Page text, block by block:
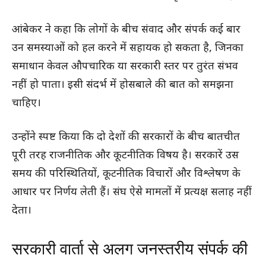
आंबेकर ने कहा कि लोगों के बीच संवाद और संपर्क कई बार
उन समस्याओं को हल करने में सहायक हो सकता है, जिनका
समाधान केवल औपचारिक या सरकारी स्तर पर तुरंत संभव
नहीं हो पाता। इसी संदर्भ में होसबाले की बात को समझना
चाहिए।
उन्होंने स्पष्ट किया कि दो देशों की सरकारों के बीच बातचीत
पूरी तरह राजनीतिक और कूटनीतिक विषय है। सरकारें उस
समय की परिस्थितियों, कूटनीतिक विचारों और विश्लेषण के
आधार पर निर्णय लेती हैं। संघ ऐसे मामलों में प्रत्यक्ष सलाह नहीं
देता।
सरकारी वार्ता से अलग जनस्तरीय संपर्क की